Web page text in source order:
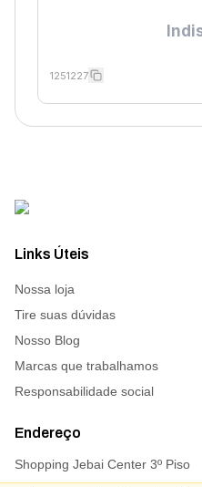
1251227
Links Úteis
Nossa loja
Tire suas dúvidas
Nosso Blog
Marcas que trabalhamos
Responsabilidade social
Endereço
Shopping Jebai Center 3º Piso